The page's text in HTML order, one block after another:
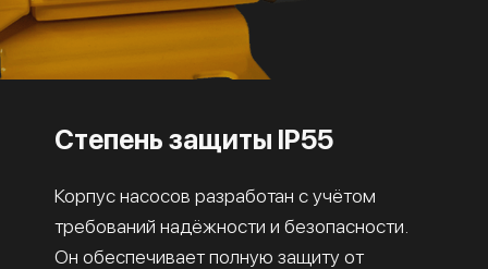
Степень защиты IP55
Корпус насосов разработан с учётом
требований надёжности и безопасности.
Он обеспечивает полную защиту от